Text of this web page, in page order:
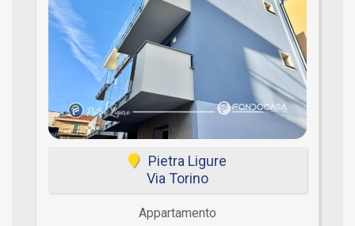
Pietra Ligure
Via Torino
Appartamento